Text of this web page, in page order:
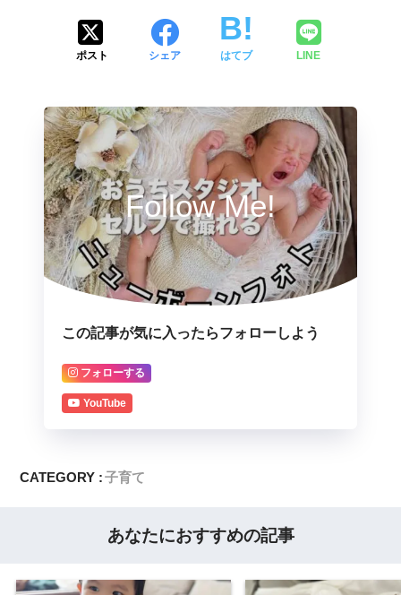
ポスト シェア はてブ LINE
Follow Me!
この記事が気に入ったらフォローしよう
フォローする
YouTube
CATEGORY :子育て
あなたにおすすめの記事